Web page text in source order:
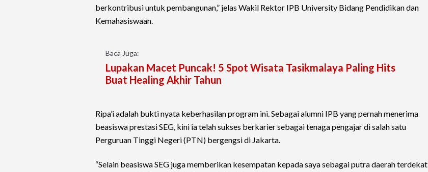
berkontribusi untuk pembangunan,” jelas Wakil Rektor IPB University Bidang Pendidikan dan
Kemahasiswaan.
Baca Juga:
Lupakan Macet Puncak! 5 Spot Wisata Tasikmalaya Paling Hits
Buat Healing Akhir Tahun
Ripa’i adalah bukti nyata keberhasilan program ini. Sebagai alumni IPB yang pernah menerima
beasiswa prestasi SEG, kini ia telah sukses berkarier sebagai tenaga pengajar di salah satu
Perguruan Tinggi Negeri (PTN) bergengsi di Jakarta.
“Selain beasiswa SEG juga memberikan kesempatan kepada saya sebagai putra daerah terdekat